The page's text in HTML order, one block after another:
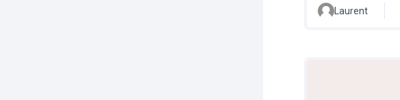
Laurent